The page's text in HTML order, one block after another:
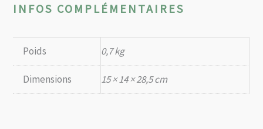
INFOS COMPLÉMENTAIRES
Poids 0,7 kg
Dimensions 15 × 14 × 28,5 cm